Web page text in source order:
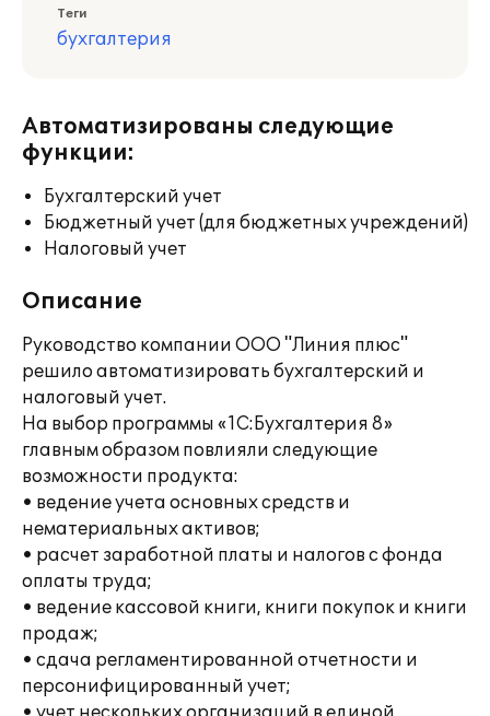
Теги
бухгалтерия
Автоматизированы следующие
функции:
Бухгалтерский учет
Бюджетный учет (для бюджетных учреждений)
Налоговый учет
Описание
Руководство компании ООО "Линия плюс"
решило автоматизировать бухгалтерский и
налоговый учет.
На выбор программы «1С:Бухгалтерия 8»
главным образом повлияли следующие
возможности продукта:
• ведение учета основных средств и
нематериальных активов;
• расчет заработной платы и налогов с фонда
оплаты труда;
• ведение кассовой книги, книги покупок и книги
продаж;
• сдача регламентированной отчетности и
персонифицированный учет;